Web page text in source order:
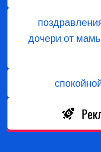
дочери от